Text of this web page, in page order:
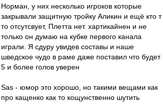
Норман, у них несколько игроков которые
закрывали защитную тройку Аликин и ещё кто т
то отсутсвует, Плетта нет. хартикайнен и не
только он думаю на кубке первого канала
играли. Я сдуру увидев составы и наше
шведское чудо в раме даже поставил что будет
5 и более голов уверен
Sas - юмор это хорошо, но такими вещами как
про кащенко как то кощунственно шутить